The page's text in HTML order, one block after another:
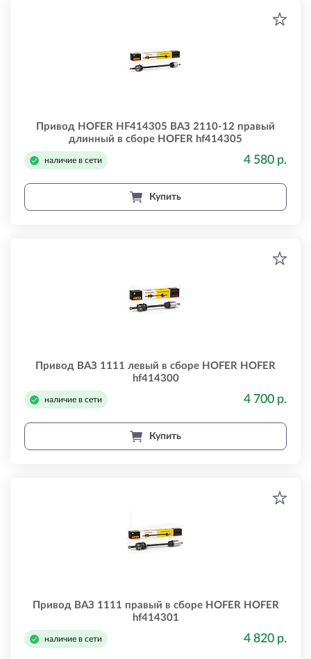
Привод HOFER HF414305 ВАЗ 2110-12 правый
длинный в сборе HOFER hf414305
наличие в сети 4 580 р.
Купить
Привод ВАЗ 1111 левый в сборе HOFER HOFER
hf414300
наличие в сети 4 700 р.
Купить
Привод ВАЗ 1111 правый в сборе HOFER HOFER
hf414301
наличие в сети 4 820 р.